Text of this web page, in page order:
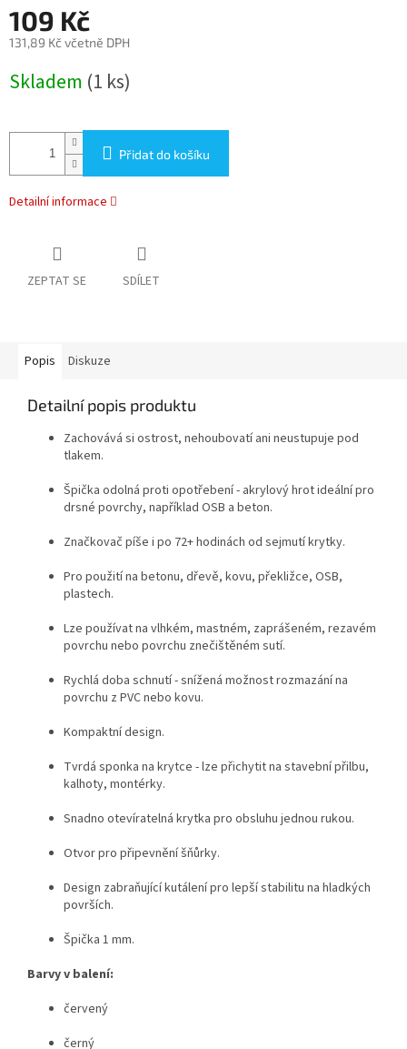
109 Kč
131,89 Kč včetně DPH
cena:
Skladem (1 ks)
Přidat do košíku
Detailní informace
ZEPTAT SE SDÍLET
Popis Diskuze
Detailní popis produktu
Zachovává si ostrost, nehoubovatí ani neustupuje pod
tlakem.
Špička odolná proti opotřebení - akrylový hrot ideální pro
drsné povrchy, například OSB a beton.
Značkovač píše i po 72+ hodinách od sejmutí krytky.
Pro použití na betonu, dřevě, kovu, překližce, OSB,
plastech.
Lze používat na vlhkém, mastném, zaprášeném, rezavém
povrchu nebo povrchu znečištěném sutí.
Rychlá doba schnutí - snížená možnost rozmazání na
povrchu z PVC nebo kovu.
Kompaktní design.
Tvrdá sponka na krytce - lze přichytit na stavební přilbu,
kalhoty, montérky.
Snadno otevíratelná krytka pro obsluhu jednou rukou.
Otvor pro připevnění šňůrky.
Design zabraňující kutálení pro lepší stabilitu na hladkých
površích.
Špička 1 mm.
Barvy v balení:
červený
černý